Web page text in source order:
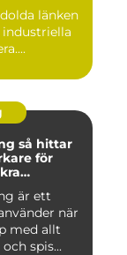
länken
för
är ett
när
med allt
spis...